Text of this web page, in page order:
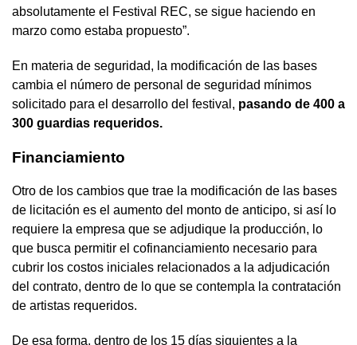
absolutamente el Festival REC, se sigue haciendo en
marzo como estaba propuesto”.
En materia de seguridad, la modificación de las bases
cambia el número de personal de seguridad mínimos
solicitado para el desarrollo del festival, pasando de 400 a
300 guardias requeridos.
Financiamiento
Otro de los cambios que trae la modificación de las bases
de licitación es el aumento del monto de anticipo, si así lo
requiere la empresa que se adjudique la producción, lo
que busca permitir el cofinanciamiento necesario para
cubrir los costos iniciales relacionados a la adjudicación
del contrato, dentro de lo que se contempla la contratación
de artistas requeridos.
De esa forma, dentro de los 15 días siguientes a la